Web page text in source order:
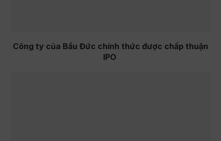
Công ty của Bầu Đức chính thức được chấp thuận
IPO